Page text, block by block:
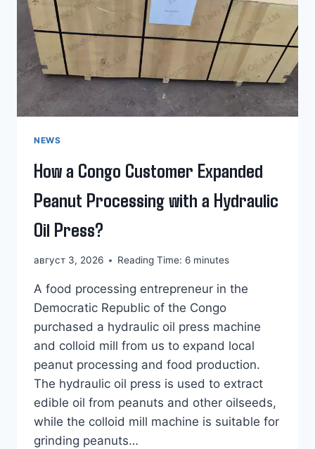
NEWS
How a Congo Customer Expanded
Peanut Processing with a Hydraulic
Oil Press?
август 3, 2026 Reading Time: 6 minutes
A food processing entrepreneur in the
Democratic Republic of the Congo
purchased a hydraulic oil press machine
and colloid mill from us to expand local
peanut processing and food production.
The hydraulic oil press is used to extract
edible oil from peanuts and other oilseeds,
while the colloid mill machine is suitable for
grinding peanuts…